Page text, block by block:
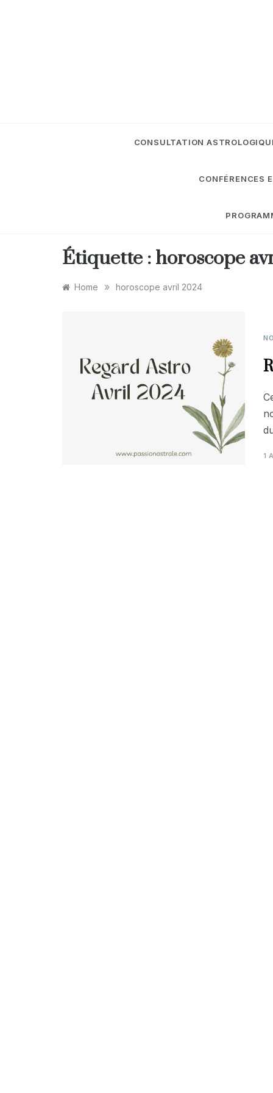
CONSULTATION
CONFÉRENCES
Étiquette : horoscope
Home » horoscope avril 2024
1